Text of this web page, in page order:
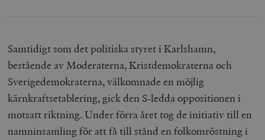
Samtidigt som det politiska styret i Karlshamn,
bestående av Moderaterna, Kristdemokraterna och
Sverigedemokraterna, välkomnade en möjlig
kärnkraftsetablering, gick den S-ledda oppositionen i
motsatt riktning. Under förra året tog de initiativ till en
namninsamling för att få till stånd en folkomröstning i